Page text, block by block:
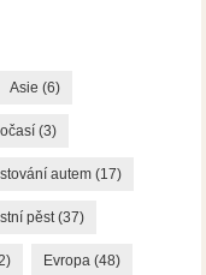
Asie (6)
(3)
autem (17)
pěst(37)
Evropa (48)